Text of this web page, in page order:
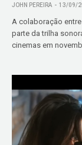
JOHN PEREIRA 13/09/
A colaboração entre
parte da trilha
cinemas em